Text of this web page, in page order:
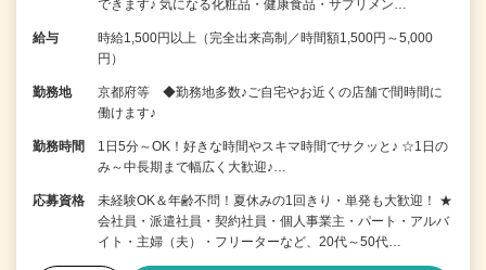
できます♪ 気になる化粧品・健康食品・サプリメン…
給与
時給1,500円以上（完全出来高制／時間額1,500円～5,000
円）
勤務地
京都府等 ◆勤務地多数♪ご自宅やお近くの店舗で間時間に
働けます♪
勤務時間
1日5分～OK！好きな時間やスキマ時間でサクッと♪ ☆1日の
み～中長期まで幅広く大歓迎♪…
応募資格
未経験OK＆年齢不問！夏休みの1回きり・単発も大歓迎！ ★
会社員・派遣社員・契約社員・個人事業主・パート・アルバ
イト・主婦（夫）・フリーターなど、20代～50代…